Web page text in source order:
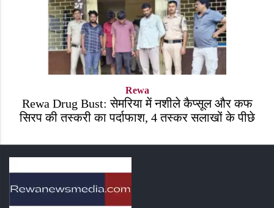
Rewa
Rewa Drug Bust: सेमरिया में नशीले कैप्सूल और कफ
सिरप की तस्करी का पर्दाफाश, 4 तस्कर सलाखों के पीछे